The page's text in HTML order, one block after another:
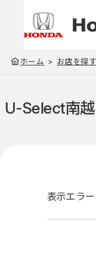
ホーム お店を探す
U-Select南
表示エラー